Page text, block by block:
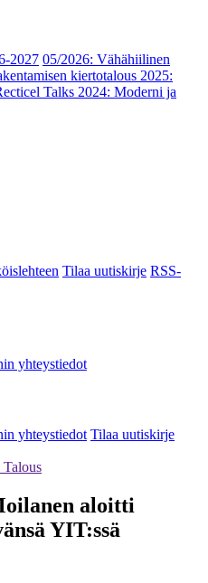
2027 05/2026: Vähähiilinen
kiertotalous 2025:
Talks 2024: Moderni ja
Tilaa uutiskirje RSS-
yhteystiedot
yhteystiedot Tilaa uutiskirje
Talous
aloitti
YIT:ssä